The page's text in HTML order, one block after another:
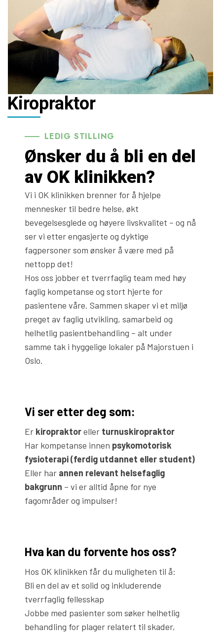
Kiropraktor
LEDIG STILLING
Ønsker du å bli en del
av OK klinikken?
Vi i OK klinikken brenner for å hjelpe
mennesker til bedre helse, økt
bevegelsesglede og høyere livskvalitet – og nå
ser vi etter engasjerte og dyktige
fagpersoner som ønsker å være med på
nettopp det!
Hos oss jobber et tverrfaglig team med høy
faglig kompetanse og stort hjerte for
pasientene våre. Sammen skaper vi et miljø
preget av faglig utvikling, samarbeid og
helhetlig pasientbehandling – alt under
samme tak i hyggelige lokaler på Majorstuen i
Oslo.
Vi ser etter deg som:
Er kiropraktoreller turnuskiropraktor
Har kompetanse innen psykomotorisk
fysioterapi (ferdig utdannet eller student)
Eller har annen relevant helsefaglig
bakgrunn – vi er alltid åpne for nye
fagområder og impulser!
Hva kan du forvente hos oss?
Hos OK klinikken får du muligheten til å:
Bli en del av et solid og inkluderende
tverrfaglig fellesskap
Jobbe med pasienter som søker helhetlig
behandling for plager relatert til skader,